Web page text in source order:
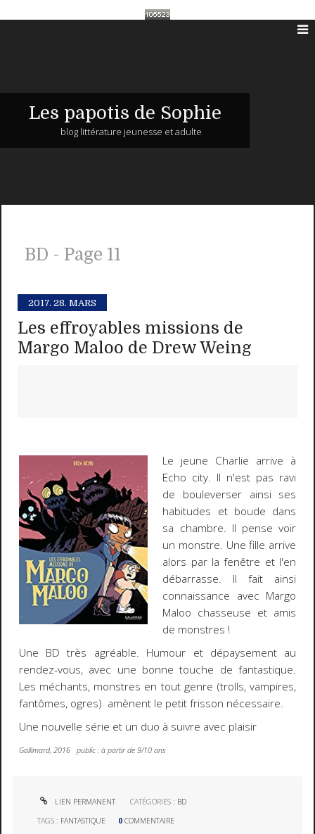
Les papotis de Sophie
blog littérature jeunesse et adulte
BD - Page 11
2017. 28. MARS
Les effroyables missions de
Margo Maloo de Drew Weing
Le jeune Charlie arrive à
Echo city. Il n'est pas ravi
de bouleverser ainsi ses
habitudes et boude dans
sa chambre. Il pense voir
un monstre. Une fille arrive
alors par la fenêtre et l'en
débarrasse. Il fait ainsi
connaissance avec Margo
Maloo chasseuse et amis
de monstres !
Une BD très agréable. Humour et dépaysement au
rendez-vous, avec une bonne touche de fantastique.
Les méchants, monstres en tout genre (trolls, vampires,
fantômes, ogres) amènent le petit frisson nécessaire.
Une nouvelle série et un duo à suivre avec plaisir
Gallimard, 2016 public : à partir de 9/10 ans
LIEN PERMANENT CATÉGORIES : BD
TAGS : FANTASTIQUE 0 COMMENTAIRE